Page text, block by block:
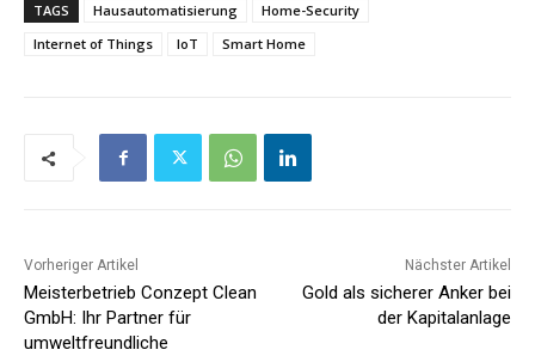
TAGS Hausautomatisierung
Home-Security
Internet of Things
IoT Smart Home
Vorheriger Artikel
Meisterbetrieb Conzept Clean
GmbH: Ihr Partner für
umweltfreundliche
Nächster Artikel
Gold als sicherer Anker bei
der Kapitalanlage